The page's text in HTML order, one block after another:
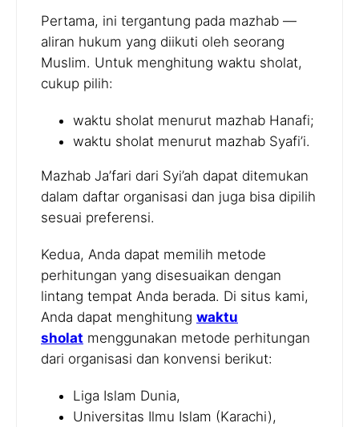
Pertama, ini tergantung pada mazhab —
aliran hukum yang diikuti oleh seorang
Muslim. Untuk menghitung waktu sholat,
cukup pilih:
waktu sholat menurut mazhab Hanafi;
waktu sholat menurut mazhab Syafi’i.
Mazhab Ja’fari dari Syi’ah dapat ditemukan
dalam daftar organisasi dan juga bisa dipilih
sesuai preferensi.
Kedua, Anda dapat memilih metode
perhitungan yang disesuaikan dengan
lintang tempat Anda berada. Di situs kami,
Anda dapat menghitung waktu
sholat menggunakan metode perhitungan
dari organisasi dan konvensi berikut:
Liga Islam Dunia,
Universitas Ilmu Islam (Karachi),